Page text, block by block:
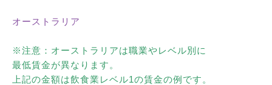
オーストラリア
※注意：オーストラリアは職業やレベル別に
最低賃金が異なります。
上記の金額は飲食業 レベル1の賃金の例です。